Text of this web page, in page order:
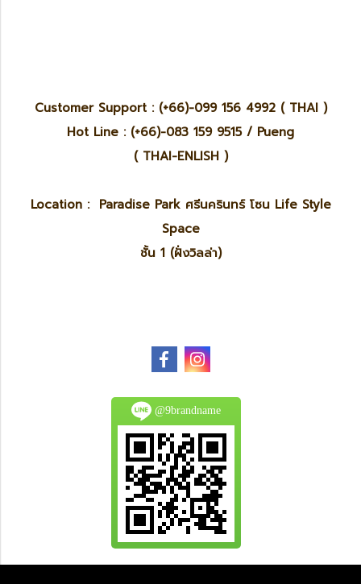
Customer Support : (+66)-099 156 4992 ( THAI )
Hot Line : (+66)-083 159 9515 / Pueng
( THAI-ENLISH )
Location : Paradise Park ศรีนครินทร์ โซน Life Style
Space
ชั้น 1 (ฝั่งวิลล่า)
@9brandname